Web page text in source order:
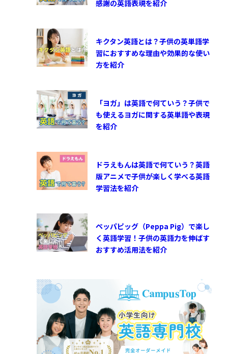
感謝の英語表現を紹介
キクタン英語とは？子供の英単語学
習におすすめな理由や効果的な使い
方を紹介
「ヨガ」は英語で何ていう？子供で
も使えるヨガに関する英単語や表現
を紹介
ドラえもんは英語で何ていう？英語
版アニメで子供が楽しく学べる英語
学習法を紹介
ペッパピッグ（Peppa Pig）で楽し
く英語学習！子供の英語力を伸ばす
おすすめ活用法を紹介